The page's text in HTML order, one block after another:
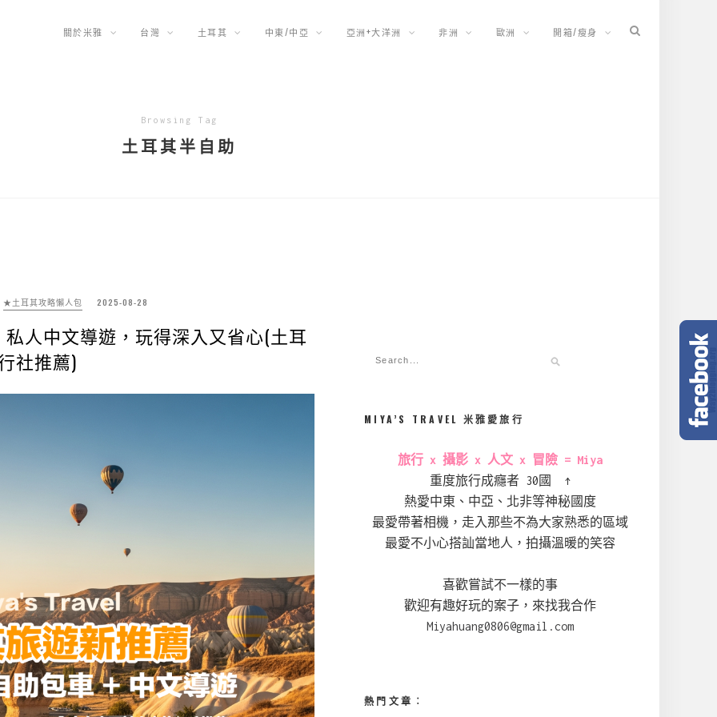
關於米雅 台灣 土耳其 中東/中亞 亞洲+大洋洲 非洲 歐洲 開箱/瘦身
Browsing Tag
土耳其半自助
★土耳其攻略懶人包 2025-08-28
人中文導遊，玩得深入又省心(土耳
社推薦)
MIYA’S TRAVEL 米雅愛旅行
旅行 x 攝影 x 人文 x 冒險 = Miya
重度旅行成癮者 30國 ↑
熱愛中東、中亞、北非等神秘國度
最愛帶著相機，走入那些不為大家熟悉的區域
最愛不小心搭訕當地人，拍攝溫暖的笑容
喜歡嘗試不一樣的事
歡迎有趣好玩的案子，來找我合作
Miyahuang0806@gmail.com
熱門文章︰